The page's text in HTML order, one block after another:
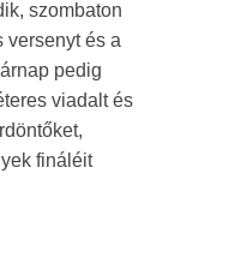
szombaton
versenyt és a
pedig
viadalt és
fináléit